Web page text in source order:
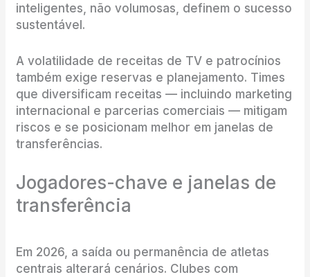
inteligentes, não volumosas, definem o sucesso
sustentável.
A volatilidade de receitas de TV e patrocínios
também exige reservas e planejamento. Times
que diversificam receitas — incluindo marketing
internacional e parcerias comerciais — mitigam
riscos e se posicionam melhor em janelas de
transferências.
Jogadores-chave e janelas de
transferência
Em 2026, a saída ou permanência de atletas
centrais alterará cenários. Clubes com